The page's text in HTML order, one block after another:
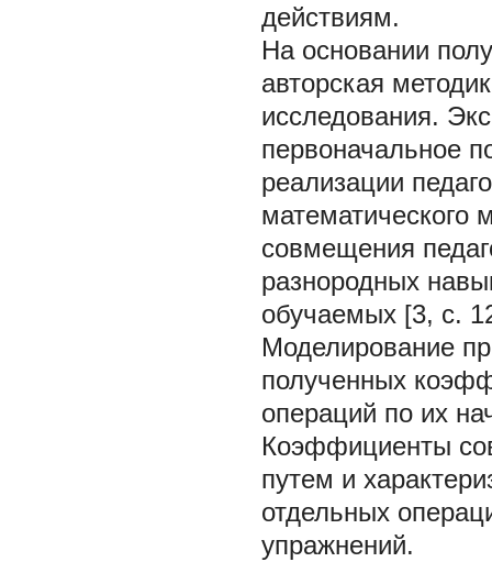
действиям.
На основании
авторская
исследования.
первоначальное
реализации
математического
совмещения
разнородных
обучаемых [3, с.
Моделирование
полученных
операций по их
Коэффициенты
путем и
отдельных
упражнений.